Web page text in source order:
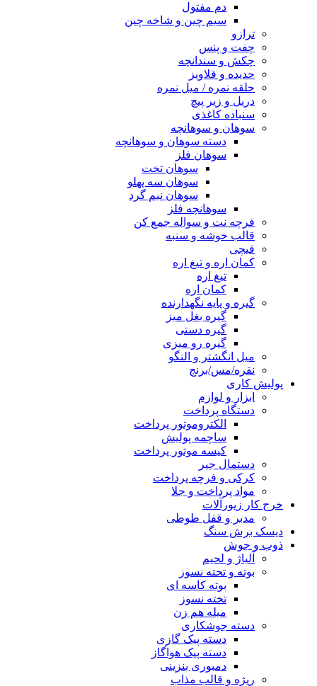
دم مفتول
سیم چین و شاخه چین
ترازو
چفت و پنس
چکش و سندانچه
حدیده و قلاویز
حلقه نمره / میل نمره
دریل و زیر پیچ
سنباده کاغذی
سوهان و سوهانچه
دسته سوهان و سوهانچه
سوهان فلز
سوهان تخت
سوهان سه پهلو
سوهان نیم گرد
سوهانچه فلز
فرچه نت و سواله جمع کن
قالب خوشه و سنبه
قیچی
کمان اره و تیغ اره
تیغ اره
کمان اره
گیره و پایه نگهدارنده
گیره بغل میز
گیره دستی
گیره رو میزی
میل انگشتر و النگو
نقره/مس/برنج
پولیش کاری
ابزار و لوازم
دستگاه پرداخت
الکتروموتور پرداخت
ساچمه پولیش
کیسه موتور پرداخت
دستمال جیر
کرکی و فرچه پرداخت
مواد پرداخت و جلا
خرج کار زیورآلات
مدبر و قفل طوطی
دیسک برش سنگ
ذوب و جوش
آلیاژ و لحیم
بوته و تحته نسوز
بوته کاسه ای
تخته نسوز
میله هم زن
دسته جوشکاری
دسته پیک گازی
دسته پیک هواگاز
دمبوری بنزینی
ریژه و قالب مذاب